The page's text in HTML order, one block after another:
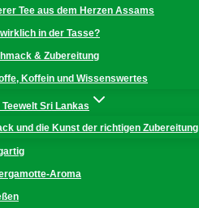
Tee aus dem Herzen Assams
in der Tasse?
& Zubereitung
Koffein und Wissenswertes
Sri Lankas
und die Kunst der richtigen Zubereitung
Aroma